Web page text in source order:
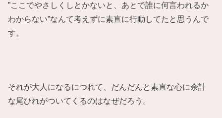
”ここでやさしくしとかないと、あとで誰に何言われるか
わからない”なんて考えずに素直に行動してたと思うんで
す。
それが大人になるにつれて、だんだんと素直な心に余計
な尾ひれがついてくるのはなぜだろう。